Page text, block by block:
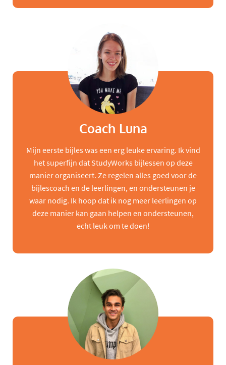
Coach Luna
Mijn eerste bijles was een erg leuke ervaring. Ik vind
het superfijn dat StudyWorks bijlessen op deze
manier organiseert. Ze regelen alles goed voor de
bijlescoach en de leerlingen, en ondersteunen je
waar nodig. Ik hoop dat ik nog meer leerlingen op
deze manier kan gaan helpen en ondersteunen,
echt leuk om te doen!